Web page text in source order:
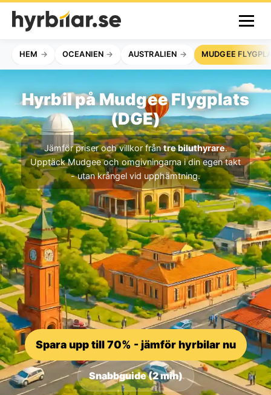
HEM OCEANIEN AUSTRALIEN MUDGEE
Hyrbil på Mudgee Flygplats
(DGE)
Jämför priser och villkor fråntre biluthyrare.
Upptäck Mudgee och omgivningarna i din egen takt
- utan krångel vid upphämtning.
Spara upp till 70% - jämför hyrbilar nu
Snabbguide (2 min)